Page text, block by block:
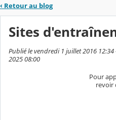
‹ Retour au blog
Sites
Publié le vendredi 1 juillet 2016
2025 08:00
Pour
revoir